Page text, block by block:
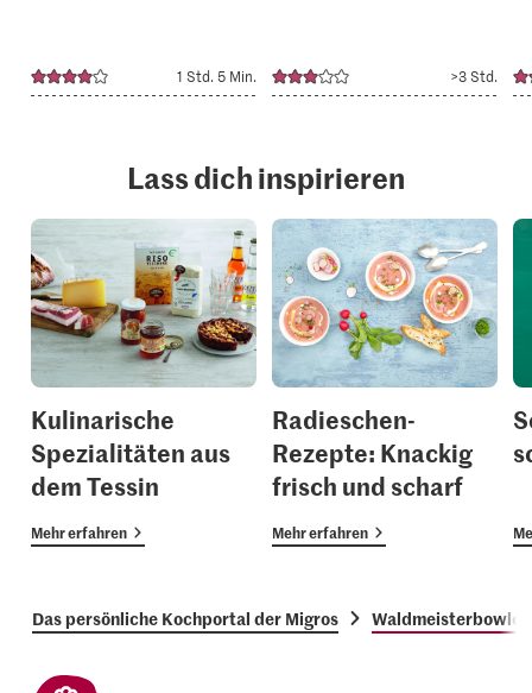
1 Std. 5 Min. >3 Std.
Lass dich inspirieren
Kulinarische
Spezialitäten aus
dem Tessin
Mehr erfahren
Radieschen-
Rezepte: Knackig
frisch und scharf
Mehr erfahren
Das persönliche Kochportal der Migros Waldmeisterbowle